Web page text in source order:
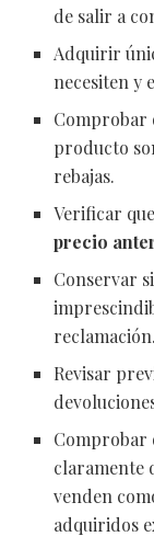
de salir a
Adquirir
necesiten y
Comprobar
producto
rebajas.
Verificar
precio
Conservar
reclamación.
Revisar
Comprobar
claramente
venden
adquiridos